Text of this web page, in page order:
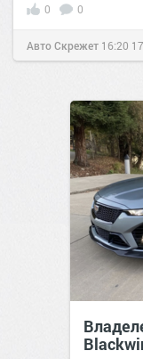
0 0
Авто Скрежет 16:20